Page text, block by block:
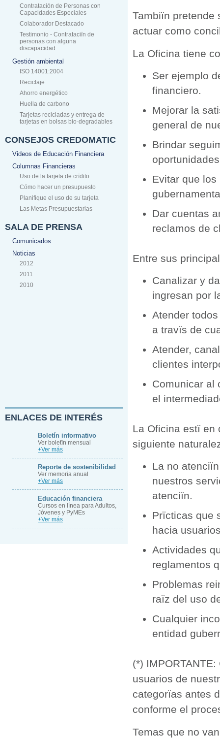
Contratación de Personas con
Capacidades Especiales
Colaborador Destacado
Testimonio - Contrataciïn de
personas con alguna
discapacidad
Gestión ambiental
ISO 14001:2004
Reciclaje
Ahorro energético
Huella de carbono
Tarjetas recicladas y entrega de
tarjetas en bolsas bio-degradables
CONSEJOS CREDOMATIC
Videos de Educación Financiera
Columnas Financieras
Uso de la tarjeta de crïdito
Cómo hacer un presupuesto
Planifique el uso de su tarjeta
Las Metas Presupuestarias
SALA DE PRENSA
Comunicados
Noticias
2012
2011
2010
ENLACES DE INTERÉS
Boletín informativo
Ver boletïn mensual
+Ver más
Reporte de sostenibilidad
Ver memoria anual
+Ver más
Educación financiera
Cursos en línea para Adultos,
Jóvenes y PyMEs
+Ver más
Tambiïn pretende
actuar como
La Oficina tiene
Ser ejemplo
financiero.
Mejorar la
general de
Brindar
Evitar que
Dar cuentas
reclamos de
Entre sus
Canalizar y
ingresan por
Atender
a travïs de
Atender,
clientes
Comunicar al
el
La Oficina estï en
siguiente
La no
nuestros
atenciïn.
Prïcticas que
hacia
Actividades
reglamentos
Problemas
raïz del uso
Cualquier
entidad
(*)
usuarios de
categorïas antes
conforme el
Temas que no